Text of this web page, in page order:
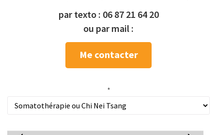
par texto : 06 87 21 64 20
ou par mail :
Me contacter
*